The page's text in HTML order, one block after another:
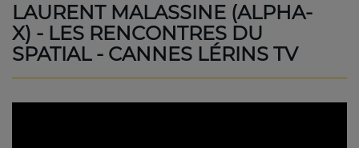
Replay TV
LAURENT MALASSINE (ALPHA-
X) - LES RENCONTRES DU
SPATIAL - CANNES LÉRINS TV